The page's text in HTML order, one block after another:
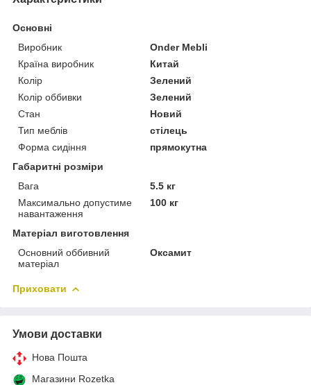
Основні
Виробник
Onder Mebli
Країна виробник
Китай
Колір
Зелений
Колір оббивки
Зелений
Стан
Новий
Тип меблів
стілець
Форма сидіння
прямокутна
Габаритні розміри
Вага
5.5 кг
Максимально допустиме
навантаження
100 кг
Матеріал виготовлення
Основний оббивний
матеріал
Оксамит
Приховати
Умови доставки
Нова Пошта
Магазини Rozetka